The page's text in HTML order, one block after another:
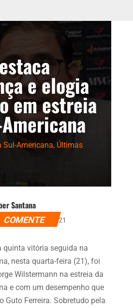
e elogia
em estreia
Sul-Americana, Últimas
Santana
21 de abril de 2021
COMENTE
quinta vitória seguida na
nesta quarta-feira (21), foi
Wilstermann na estreia da
e com um desempenho que
Guto Ferreira. Sobretudo pela